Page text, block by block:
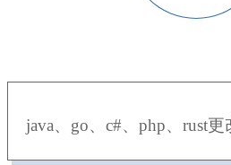
java、go、c#、php、rust